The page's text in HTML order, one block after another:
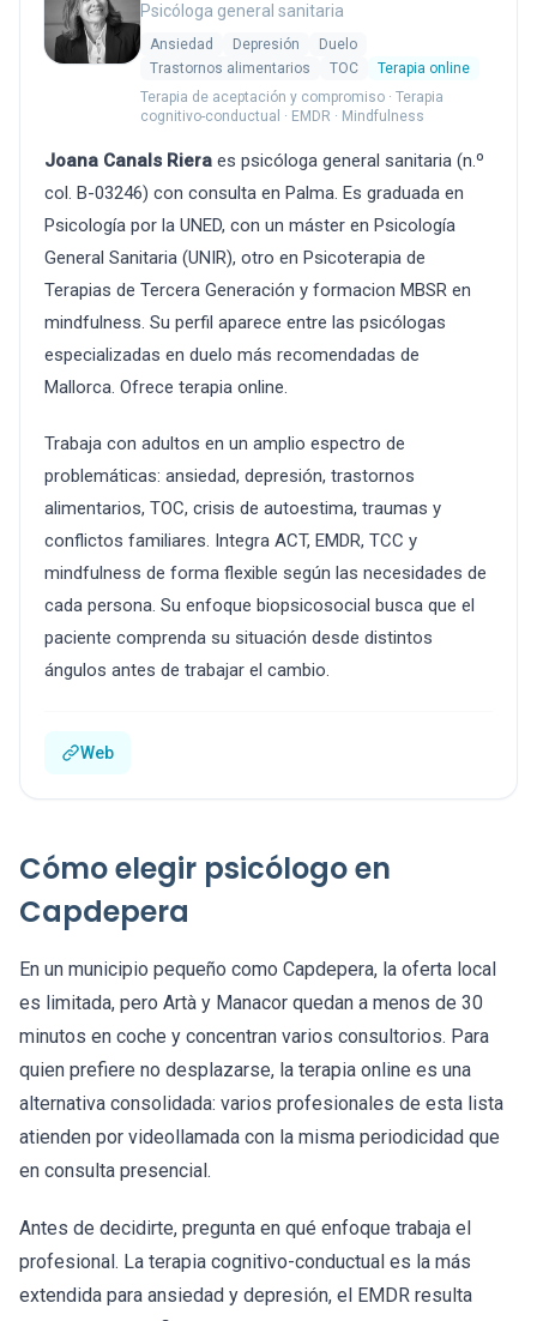
Psicóloga general sanitaria
Ansiedad Depresión
Duelo
Trastornos alimentarios
TOC
Terapia online
Terapia de aceptación y compromiso · Terapia
cognitivo-conductual · EMDR · Mindfulness
Joana Canals Riera es psicóloga general sanitaria (n.º
col. B-03246) con consulta en Palma. Es graduada en
Psicología por la UNED, con un máster en Psicología
General Sanitaria (UNIR), otro en Psicoterapia de
Terapias de Tercera Generación y formacion MBSR en
mindfulness. Su perfil aparece entre las psicólogas
especializadas en duelo más recomendadas de
Mallorca. Ofrece terapia online.
Trabaja con adultos en un amplio espectro de
problemáticas: ansiedad, depresión, trastornos
alimentarios, TOC, crisis de autoestima, traumas y
conflictos familiares. Integra ACT, EMDR, TCC y
mindfulness de forma flexible según las necesidades de
cada persona. Su enfoque biopsicosocial busca que el
paciente comprenda su situación desde distintos
ángulos antes de trabajar el cambio.
Web
Cómo elegir psicólogo en
Capdepera
En un municipio pequeño como Capdepera, la oferta local
es limitada, pero Artà y Manacor quedan a menos de 30
minutos en coche y concentran varios consultorios. Para
quien prefiere no desplazarse, la terapia online es una
alternativa consolidada: varios profesionales de esta lista
atienden por videollamada con la misma periodicidad que
en consulta presencial.
Antes de decidirte, pregunta en qué enfoque trabaja el
profesional. La terapia cognitivo-conductual es la más
extendida para ansiedad y depresión, el EMDR resulta